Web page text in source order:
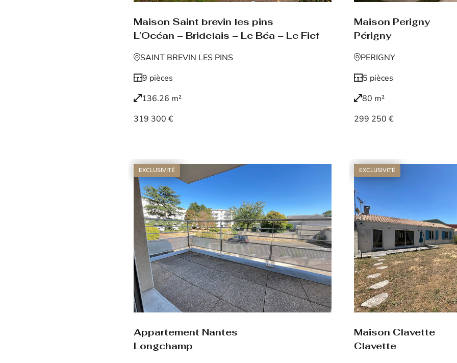
Maison Saint brevin les pins
L’Océan – Bridelais – Le Béa – Le Fief
SAINT BREVIN LES PINS
9 pièces
136.26 m²
319 300 €
Maison Perigny
Périgny
PERIGNY
5 pièces
80 m²
299 250 €
EXCLUSIVITÉ
Appartement Nantes
Longchamp
EXCLUSIVITÉ
Maison Clavette
Clavette